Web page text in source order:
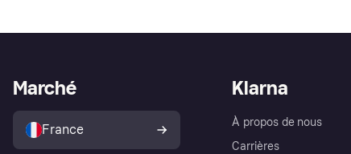
Klarna
À propos de nous
Carrières
Marché
France